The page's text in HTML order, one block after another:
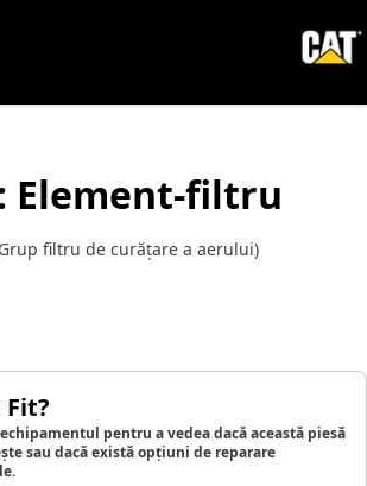
Element-filtru
filtru de curățare a aerului)
pentru a vedea dacă această piesă
sau dacă există opțiuni de reparare